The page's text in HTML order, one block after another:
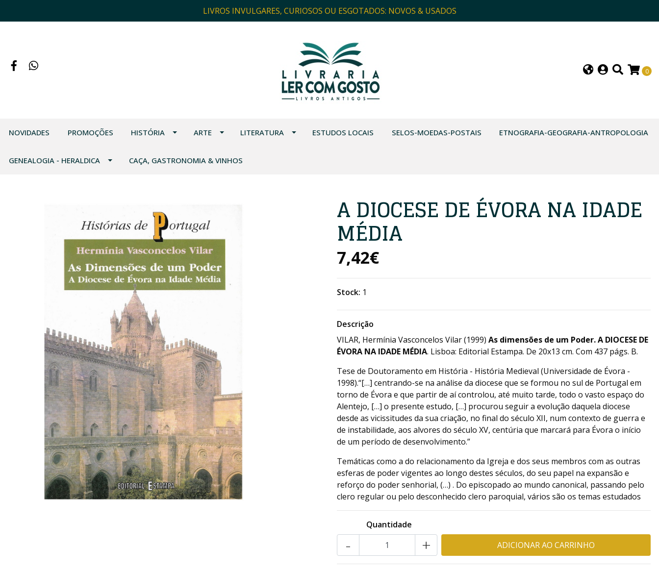
LIVROS INVULGARES, CURIOSOS OU ESGOTADOS: NOVOS & USADOS
0
NOVIDADES PROMOÇÕES HISTÓRIA ARTE LITERATURA ESTUDOS LOCAIS SELOS-MOEDAS-POSTAIS ETNOGRAFIA-GEOGRAFIA-ANTROPOLOGIA
GENEALOGIA - HERALDICA CAÇA, GASTRONOMIA & VINHOS
A DIOCESE DE ÉVORA NA IDADE
MÉDIA
7,42€
Stock: 1
Descrição
VILAR, Hermínia Vasconcelos Vilar (1999) As dimensões de um Poder. A DIOCESE DE
ÉVORA NA IDADE MÉDIA. Lisboa: Editorial Estampa. De 20x13 cm. Com 437 págs. B.
Tese de Doutoramento em História - História Medieval (Universidade de Évora -
1998).“[…] centrando-se na análise da diocese que se formou no sul de Portugal em
torno de Évora e que partir de aí controlou, até muito tarde, todo o vasto espaço do
Alentejo, […] o presente estudo, […] procurou seguir a evolução daquela diocese
desde as vicissitudes da sua criação, no final do século XII, num contexto de guerra e
de instabilidade, aos alvores do século XV, centúria que marcará para Évora o início
de um período de desenvolvimento.”
Temáticas como a do relacionamento da Igreja e dos seus membros com as outras
esferas de poder vigentes ao longo destes séculos, do seu papel na expansão e
reforço do poder senhorial, (…) . Do episcopado ao mundo canonical, passando pelo
clero regular ou pelo desconhecido clero paroquial, vários são os temas estudados
Quantidade
+
-